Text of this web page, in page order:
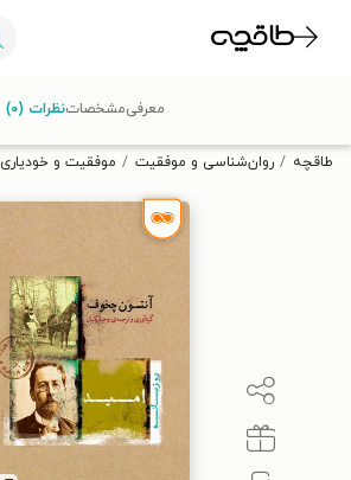
تخفیف از طاقچه دریافت کن.
طاقچه روان‌شناسی و موفقیت موفقیت و خودیاری
معرفیمشخصاتنظرات (۰)